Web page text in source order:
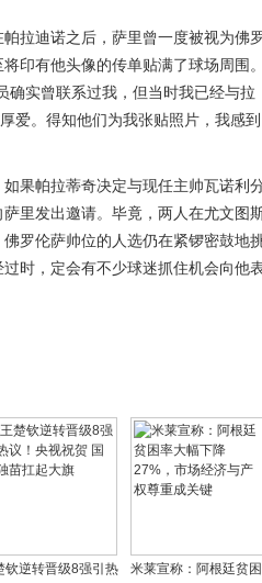
拉迪诺之后，萨里曾一度被视为佛
印有他头像的传单贴满了球场周围。
确实曾联系过我，但当时我已经与拉
爱。得知他们为我张贴照片，我感到
果帕拉蒂奇决定与现任主帅瓦诺利
里发出邀请。毕竟，两人在尤文图
罗伦萨帅位的人选仍在紧锣密鼓地
时，定会有不少球迷抓住机会向他
钦逆转晋级8强引热
米莱宣称：阿根廷贫困